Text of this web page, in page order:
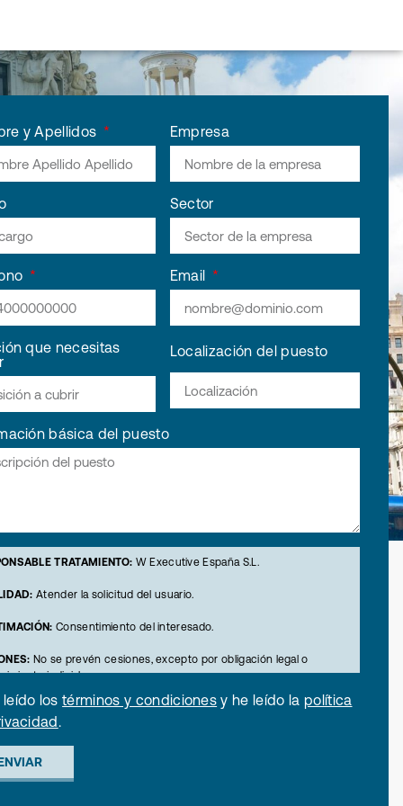
y Apellidos Empresa
Sector
Email
que necesitas
Localización del puesto
básica del puesto
TRATAMIENTO: W Executive España S.L.
Atender la solicitud del usuario.
Consentimiento del interesado.
No se prevén cesiones, excepto por obligación legal o
judicial.
Acceso, rectificación, supresión, oposición, limitación,
revocación del consentimiento. Si considera que el
de Control (www.aepd.es).
leído lostérminos y condiciones y he leído la política
.